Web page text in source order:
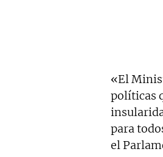
«El
políticas
para
el